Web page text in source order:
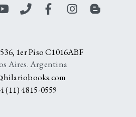
1er Piso C1016ABF
Aires. Argentina
(11) 4815-0559